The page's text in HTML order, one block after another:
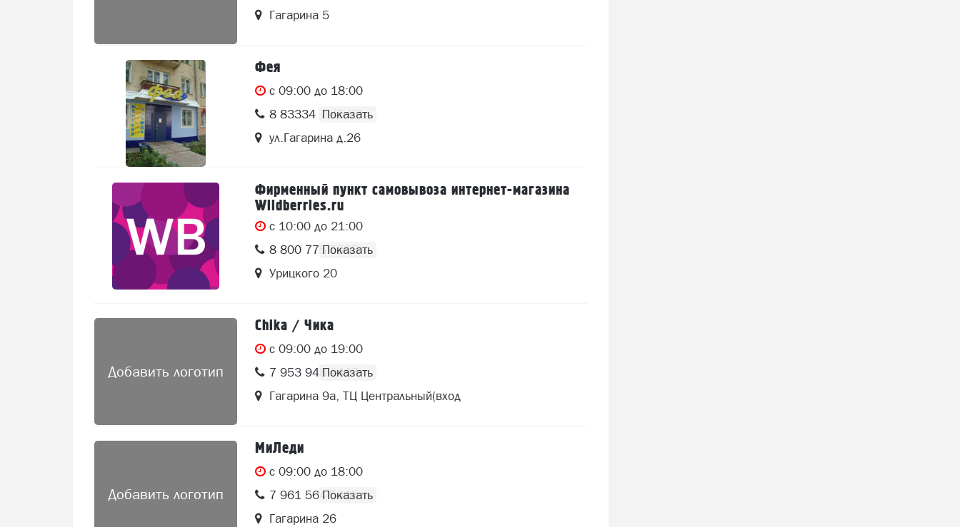
Гагарина 5
Фея
c 09:00 до 18:00
8 83334 7 45 80
ул.Гагарина д.26
Фирменный пункт самовывоза интернет-магазина
Wildberries.ru
c 10:00 до 21:00
8 800 775 5505
Урицкого 20
Добавить логотип
Chika / Чика
c 09:00 до 19:00
7 953 948 9427
Гагарина 9а, ТЦ Центральный(вход
Добавить логотип
МиЛеди
c 09:00 до 18:00
7 961 564 5415
Гагарина 26